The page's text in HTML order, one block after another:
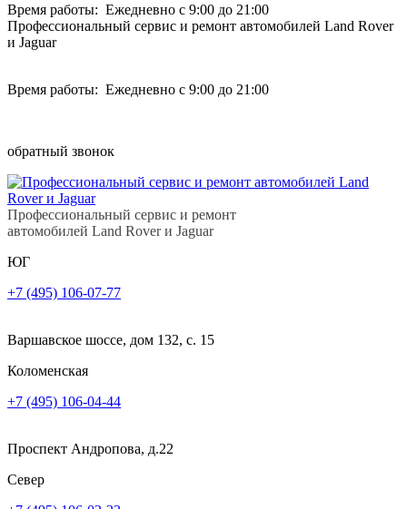
Время работы: Ежедневно с 9:00 до 21:00
Профессиональный сервис и ремонт автомобилей Land Rover
и Jaguar
Время работы: Ежедневно с 9:00 до 21:00
обратный звонок
Профессиональный сервис и ремонт
автомобилей Land Rover и Jaguar
ЮГ
+7 (495) 106-07-77
Варшавское шоссе, дом 132, с. 15
Коломенская
+7 (495) 106-04-44
Проспект Андропова, д.22
Север